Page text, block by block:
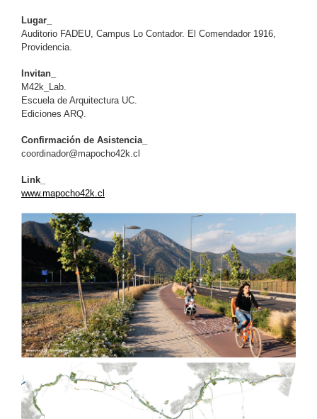
Lugar_
Auditorio FADEU, Campus Lo Contador. El Comendador 1916,
Providencia.
Invitan_
M42k_Lab.
Escuela de Arquitectura UC.
Ediciones ARQ.
Confirmación de Asistencia_
coordinador@mapocho42k.cl
Link_
www.mapocho42k.cl